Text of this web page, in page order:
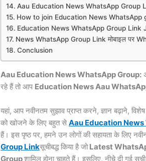
Aau Education News WhatsApp Group
How to join Education News WhatsApp
Education News WhatsApp Group Link
News WhatsApp Group Link मोबाइल पर
Conclusion
Aau Education News WhatsApp Group:
रहे हैं तो आप Education News Aau
यहां, आप नवीनतम सुझाव प्राप्त करने, ज्ञान बढ़ाने,
को खोजने के लिए बहुत सेAau Education
हैं। इस पृष्ठ पर, हमने उन लोगों की सहायता के लिए
Group Linkसूचीबद्ध किया है जोLatest
Groupशामिल होना चाहते हैं। इसलिए, नीचे दी गई